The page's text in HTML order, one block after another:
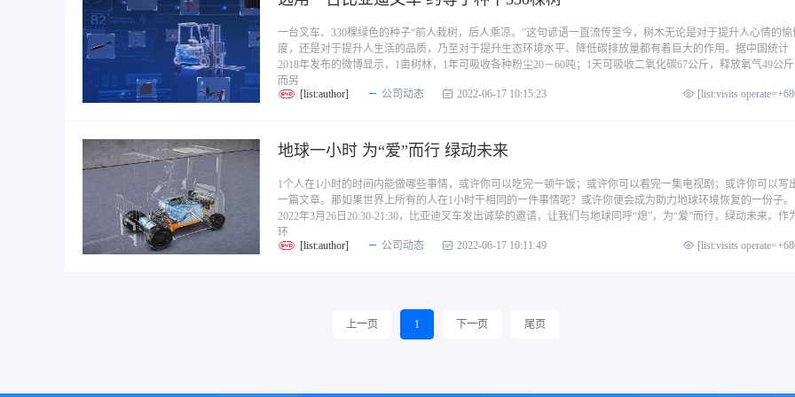
一台叉车、330棵绿色的种子“前人栽树，后人乘凉。”这句谚语一直流传至今，树木无论是对于提升人心情的愉
度，还是对于提升人生活的品质，乃至对于提升生态环境水平、降低碳排放量都有着巨大的作用。据中国统计
2018年发布的微博显示，1亩树林，1年可吸收各种粉尘20－60吨；1天可吸收二氧化碳67公斤，释放氧气49公斤
而另
[list:author]
公司动态 2022-06-17 10:15:23 [list:visits
地球一小时 为“爱”而行 绿动未来
1个人在1小时的时间内能做哪些事情，或许你可以吃完一顿午饭；或许你可以看完一集电视剧；或许你可以写
一篇文章。那如果世界上所有的人在1小时干相同的一件事情呢？或许你便会成为助力地球环境恢复的一份子。
2022年3月26日20:30-21:30，比亚迪叉车发出诚挚的邀请，让我们与地球同呼“熄”，为“爱”而行，绿动未来。作
环
[list:author]
公司动态 2022-06-17 10:11:49 [list:visits
上一页 1 下一页 尾页